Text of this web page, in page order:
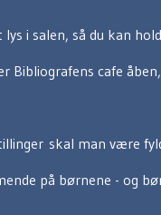
i salen, så du kan
Bibliografens cafe
skal man være
på børnene - og